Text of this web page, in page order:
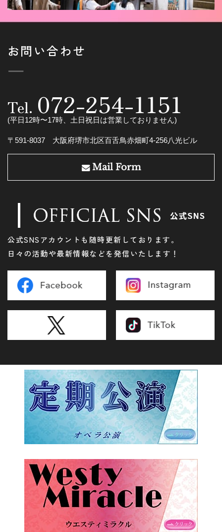
お問い合わせ
ー
Tel. 072-254-1151
(平日12時〜17時、土日祝日は営業しておりません)
〒591-8037 大阪府堺市北区百舌鳥赤畑町4-256八光ビル
Mail Form
公式SNSアカウントも随時更新しております。
日々の活動や最新情報などを発信いたします！